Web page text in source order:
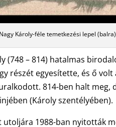
Nagy Károly-féle temetkezési lepel
(748 – 814) hatalmas
részét egyesítette, és ő
814-ben halt meg,
(Károly szentélyében).
utoljára 1988-ban nyitották